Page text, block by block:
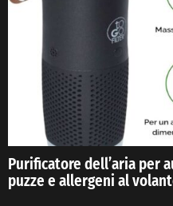
Purificatore dell’aria per
puzze e allergeni al